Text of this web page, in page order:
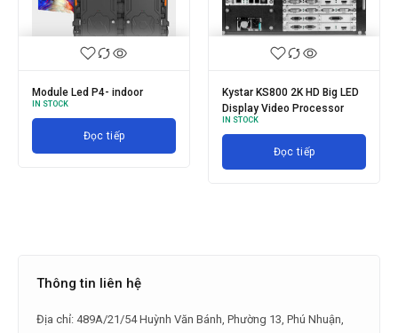
Module Led P4- indoor
IN STOCK
Đọc tiếp
Kystar KS800 2K HD Big LED
Display Video Processor
IN STOCK
Đọc tiếp
Thông tin liên hệ
Địa chỉ: 489A/21/54 Huỳnh Văn Bánh, Phường 13, Phú Nhuận,